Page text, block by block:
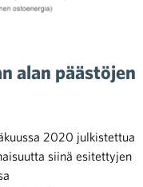
alan päästöjen
2020 julkistettua
siinä esitettyjen